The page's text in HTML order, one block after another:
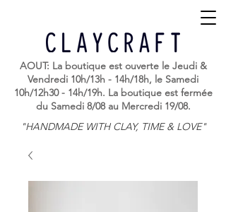
"HANDMADE WITH CLAY, TIME & LOVE"
AOUT: La boutique est ouverte le Jeudi &
Vendredi 10h/13h - 14h/18h, le Samedi
10h/12h30 - 14h/19h. La boutique est fermée
du Samedi 8/08 au Mercredi 19/08.